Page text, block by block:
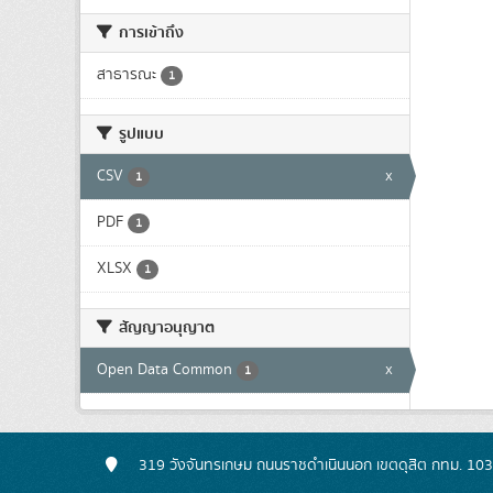
การเข้าถึง
สาธารณะ 1
รูปแบบ
CSV 1 x
PDF 1
XLSX 1
สัญญาอนุญาต
Open Data Common 1 x
319 วังจันทรเกษม ถนนราชดำเนินนอก เขตดุสิต กทม.